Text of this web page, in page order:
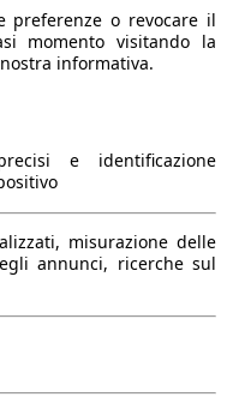
mm
mm
preferenze o revocare il
momento visitando la
informativa.
e identificazione
misurazione delle
annunci, ricerche sul